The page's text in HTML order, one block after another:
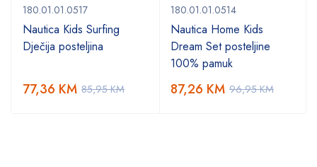
180.01.01.0517
Nautica Kids Surfing
Dječija posteljina
85,95KM
77,36 KM
180.01.01.0514
Nautica Home Kids
Dream Set posteljine
100% pamuk
96,95KM
87,26 KM